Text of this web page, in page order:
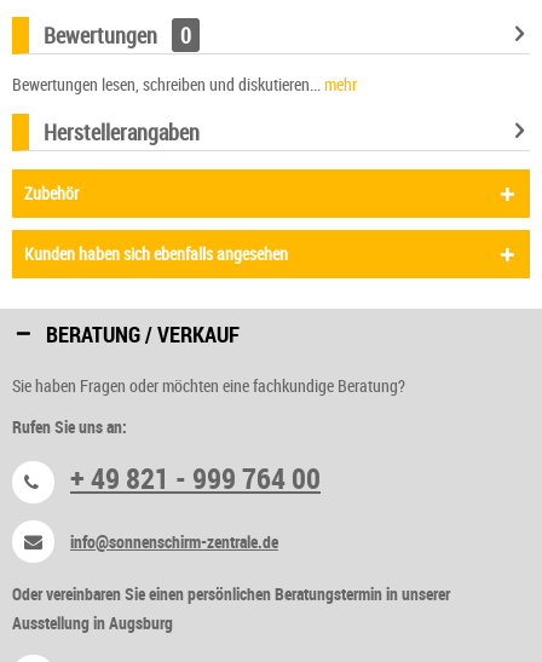
Bewertungen 0
Bewertungen lesen, schreiben und diskutieren... mehr
Herstellerangaben
Zubehör
Kunden haben sich ebenfalls angesehen
BERATUNG / VERKAUF
Sie haben Fragen oder möchten eine fachkundige Beratung?
Rufen Sie uns an:
+ 49 821 - 999 764 00
info@sonnenschirm-zentrale.de
Oder vereinbaren Sie einen persönlichen Beratungstermin in unserer
Ausstellung in Augsburg